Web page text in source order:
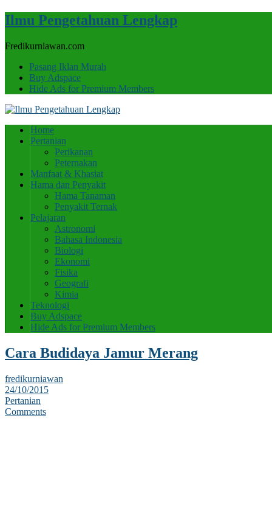
Ilmu Pengetahuan Lengkap
Fredikurniawan.com
Pasang Iklan Murah
Buy Adspace
Hide Ads for Premium Members
Home
Pertanian
Perikanan
Peternakan
Manfaat & Khasiat
Hama dan Penyakit
Hama Tanaman
Penyakit Ternak
Pelajaran
Astronomi
Bahasa Indonesia
Biologi
Ekonomi
Fisika
Geografi
Kimia
Teknologi
Buy Adspace
Hide Ads for Premium Members
Cara Budidaya Jamur Merang
fredikurniawan
24/10/2015
Pertanian
Comments